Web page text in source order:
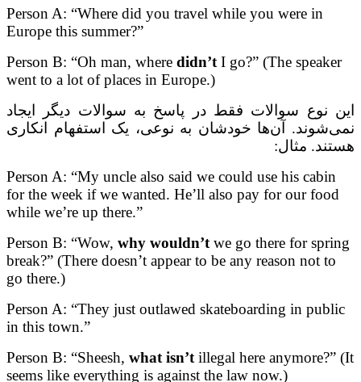
Person A: “Where did you travel while you were in
Europe this summer?”
Person B: “Oh man, where didn’tI go?” (The speaker
went to a lot of places in Europe.)
این نوع سوالات فقط در پاسخ به سوالات دیگر ایجاد
نمی‌شوند. آن‌ها خودشان به نوعی، یک استفهام انکاری
هستند. مثال:
Person A: “My uncle also said we could use his cabin
for the week if we wanted. He’ll also pay for our food
while we’re up there.”
Person B: “Wow, why wouldn’twe go there for spring
break?” (There doesn’t appear to be any reason not to
go there.)
Person A: “They just outlawed skateboarding in public
in this town.”
Person B: “Sheesh, what isn’tillegal here anymore?” (It
seems like everything is against the law now.)